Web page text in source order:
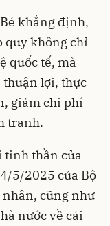
khẳng định,
quy không chỉ
quốc tế, mà
thuận lợi, thực
giảm chi phí
tranh.
tinh thần của
5/2025 của Bộ
cũng như
nước về cải